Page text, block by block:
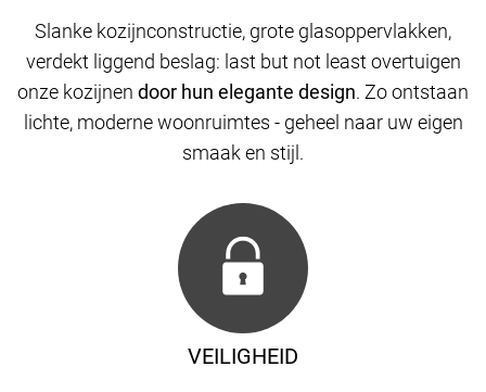
Slanke kozijnconstructie, grote glasoppervlakken,
verdekt liggend beslag: last but not least overtuigen
onze kozijnen door hun elegante design. Zo ontstaan
​​lichte, moderne woonruimtes - geheel naar uw eigen
smaak en stijl.
VEILIGHEID